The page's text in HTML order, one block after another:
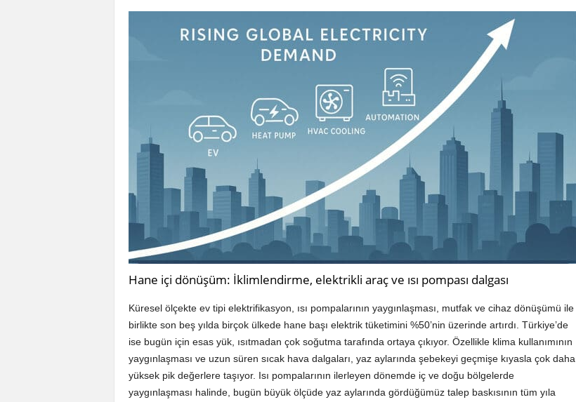
Hane içi dönüşüm: İklimlendirme, elektrikli araç ve ısı pompası dalgası
Küresel ölçekte ev tipi elektrifikasyon, ısı pompalarının yaygınlaşması, mutfak ve cihaz dönüşümü ile
birlikte son beş yılda birçok ülkede hane başı elektrik tüketimini %50’nin üzerinde artırdı. Türkiye’de
ise bugün için esas yük, ısıtmadan çok soğutma tarafında ortaya çıkıyor. Özellikle klima kullanımının
yaygınlaşması ve uzun süren sıcak hava dalgaları, yaz aylarında şebekeyi geçmişe kıyasla çok daha
yüksek pik değerlere taşıyor. Isı pompalarının ilerleyen dönemde iç ve doğu bölgelerde
yaygınlaşması halinde, bugün büyük ölçüde yaz aylarında gördüğümüz talep baskısının tüm yıla